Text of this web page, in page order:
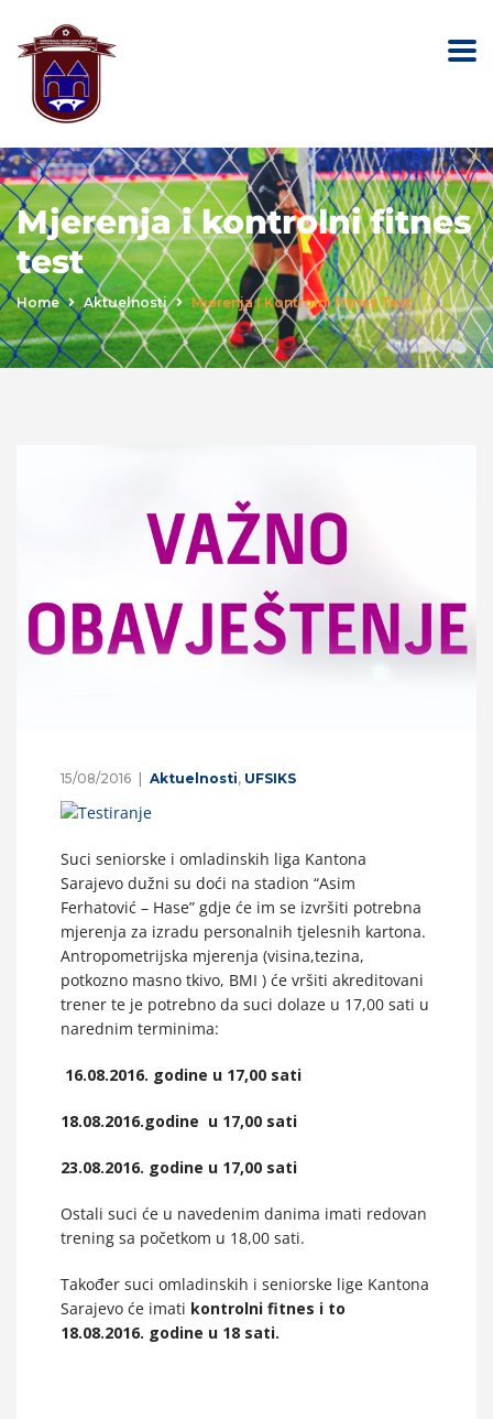
Mjerenja i kontrolni fitnes
test
Home Aktuelnosti Mjerenja I Kontrolni Fitnes Test
15/08/2016 Aktuelnosti, UFSIKS
Suci seniorske i omladinskih liga Kantona
Sarajevo dužni su doći na stadion “Asim
Ferhatović – Hase” gdje će im se izvršiti potrebna
mjerenja za izradu personalnih tjelesnih kartona.
Antropometrijska mjerenja (visina,tezina,
potkozno masno tkivo, BMI ) će vršiti akreditovani
trener te je potrebno da suci dolaze u 17,00 sati u
narednim terminima:
16.08.2016. godine u 17,00 sati
18.08.2016.godine u 17,00 sati
23.08.2016. godine u 17,00 sati
Ostali suci će u navedenim danima imati redovan
trening sa početkom u 18,00 sati.
Također suci omladinskih i seniorske lige Kantona
Sarajevo će imati kontrolni fitnes i to
18.08.2016. godine u 18 sati.